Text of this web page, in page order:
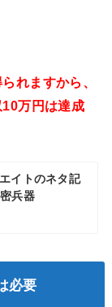
れますから、
万円は達成
イトのネタ記
兵器
必要